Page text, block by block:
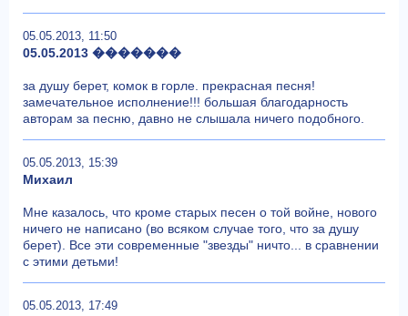
05.05.2013, 11:50
05.05.2013 �������
за душу берет, комок в горле. прекрасная песня!
замечательное исполнение!!! большая благодарность
авторам за песню, давно не слышала ничего подобного.
05.05.2013, 15:39
Михаил
Мне казалось, что кроме старых песен о той войне, нового
ничего не написано (во всяком случае того, что за душу
берет). Все эти современные "звезды" ничто... в сравнении
с этими детьми!
05.05.2013, 17:49